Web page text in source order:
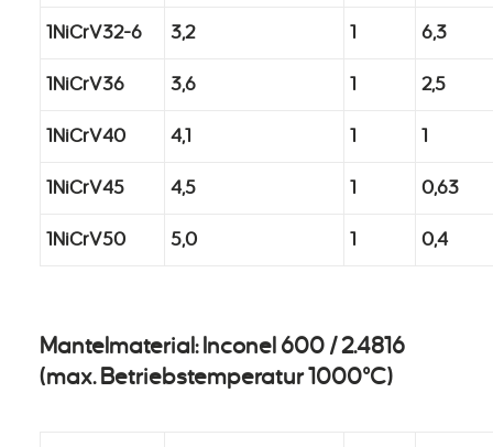
1NiCrV32-6 3,2 1 6,3
1NiCrV36 3,6 1 2,5
1NiCrV40 4,1 1 1
1NiCrV45 4,5 1 0,63
1NiCrV50 5,0 1 0,4
Mantelmaterial: Inconel 600 / 2.4816
(max. Betriebstemperatur 1000°C)